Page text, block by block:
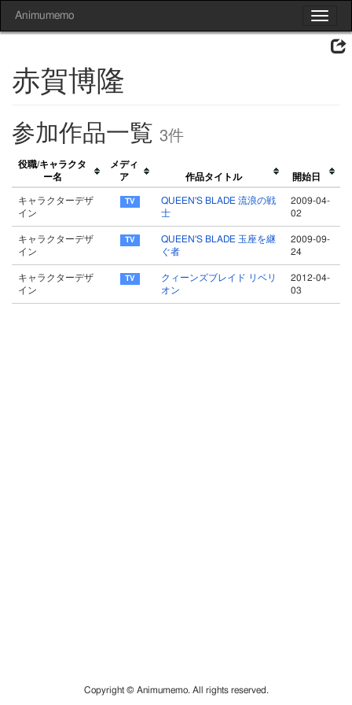
Toggle
Animumemo
赤賀博隆
参加作品一覧 3件
役職/キャラクタ
ー名
メディ
ア
作品タイトル 開始日
キャラクターデザ
イン
QUEEN'S BLADE 流浪の戦
士
2009-04-
02
キャラクターデザ
イン
QUEEN'S BLADE 玉座を継
ぐ者
2009-09-
24
キャラクターデザ
イン
クィーンズブレイド リベリ
オン
2012-04-
03
Copyright © Animumemo. All rights reserved.